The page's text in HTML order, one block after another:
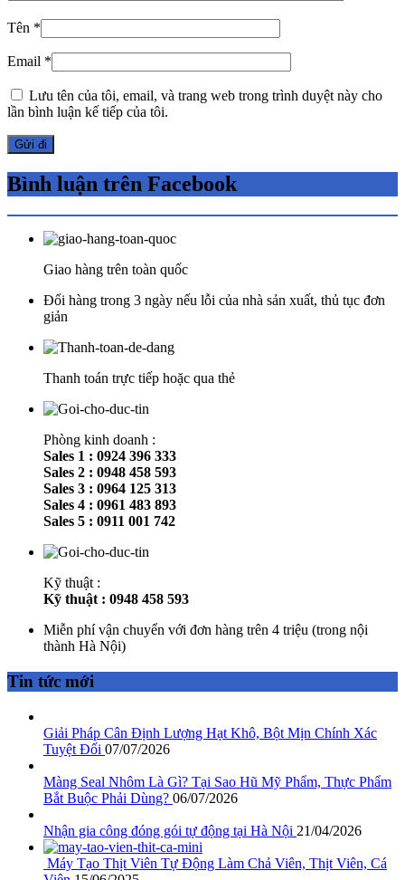
Tên *
Email *
Lưu tên của tôi, email, và trang web trong trình duyệt này cho
lần bình luận kế tiếp của tôi.
Bình luận trên Facebook
Giao hàng trên toàn quốc
Đổi hàng trong 3 ngày nếu lỗi của nhà sản xuất, thủ tục đơn
giản
Thanh toán trực tiếp hoặc qua thẻ
Phòng kinh doanh :
Sales 1 : 0924 396 333
Sales 2 : 0948 458 593
Sales 3 : 0964 125 313
Sales 4 : 0961 483 893
Sales 5 : 0911 001 742
Kỹ thuật :
Kỹ thuật : 0948 458 593
Miễn phí vận chuyển với đơn hàng trên 4 triệu (trong nội
thành Hà Nội)
Tin tức mới
Giải Pháp Cân Định Lượng Hạt Khô, Bột Mịn Chính Xác
Tuyệt Đối 07/07/2026
Màng Seal Nhôm Là Gì? Tại Sao Hũ Mỹ Phẩm, Thực Phẩm
Bắt Buộc Phải Dùng? 06/07/2026
Nhận gia công đóng gói tự động tại Hà Nội 21/04/2026
Máy Tạo Thịt Viên Tự Động Làm Chả Viên, Thịt Viên, Cá